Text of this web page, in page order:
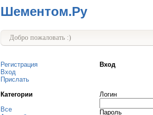
Шементом.Ру
Добро пожаловать :)
Регистрация
Вход
Прислать
Категории
Все
Вход
Логин
Пароль